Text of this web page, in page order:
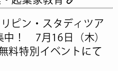
ピン・スタディツア
中！ 7月16日（木）
料特別イベントにて